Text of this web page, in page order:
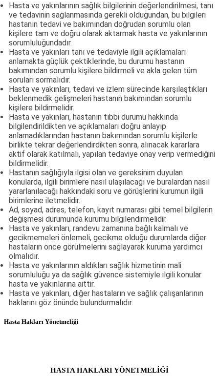
Hasta ve yakınlarının sağlık bilgilerinin değerlendirilmesi, tanı
ve tedavinin sağlanmasında gerekli olduğundan, bu bilgileri
hastanın tedavi ve bakımından doğrudan sorumlu olan
kişilere tam ve doğru olarak aktarmak hasta ve yakınlarının
sorumluluğundadır.
Hasta ve yakınları tanı ve tedaviyle ilgili açıklamaları
anlamakta güçlük çektiklerinde, bu durumu hastanın
bakımından sorumlu kişilere bildirmeli ve akla gelen tüm
soruları sormalıdır.
Hasta ve yakınları, tedavi ve izlem sürecinde karşılaştıkları
beklenmedik gelişmeleri hastanın bakımından sorumlu
kişilere bildirmelidir.
Hasta ve yakınları, hastanın tıbbi durumu hakkında
bilgilendirildikten ve açıklamaları doğru anlayıp
anlamadıklarından hastanın bakımından sorumlu kişilerle
birlikte tekrar değerlendirdikten sonra, alınacak kararlara
aktif olarak katılmalı, yapılan tedaviye onay verip vermediğini
bildirmelidir.
Hastanın sağlığıyla ilgisi olan ve gereksinim duyulan
konularda, ilgili birimlere nasıl ulaşılacağı ve buralardan nasıl
yararlanılacağı hakkındaki soru ve görüşlerini kurumun ilgili
birimlerine iletmelidir.
Ad, soyad, adres, telefon, kayıt numarası gibi temel bilgilerin
değişmesi durumunda kurumu bilgilendirmelidir.
Hasta ve yakınları, randevu zamanına bağlı kalmalı ve
gecikmemeleri önlemeli, gecikme olduğu durumlarda diğer
hastaların önce görülmelerini sağlayarak kuruma yardımcı
olmalıdır.
Hasta ve yakınlarının aldıkları sağlık hizmetinin mali
sorumluluğu ya da sağlık güvence sistemiyle ilgili konular
hasta ve yakınlarına aittir.
Hasta ve yakınları, diğer hastaların ve sağlık çalışanlarının
haklarını göz önünde bulundurmalıdır.
Hasta Hakları Yönetmeliği
HASTA HAKLARI YÖNETMELİĞİ